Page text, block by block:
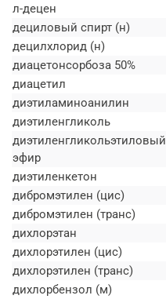
л-децен
дециловый спирт (н)
децилхлорид (н)
диацетонсорбоза 50%
диацетил
диэтиламиноанилин
диэтиленгликоль
диэтиленгликольэтиловый
эфир
диэтиленкетон
дибромэтилен (цис)
дибромэтилен (транс)
дихлорэтан
дихлорэтилен (цис)
дихлорэтилен (транс)
дихлорбензол (м)